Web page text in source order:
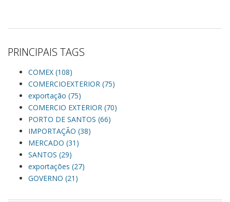
PRINCIPAIS TAGS
COMEX (108)
COMERCIOEXTERIOR (75)
exportação (75)
COMERCIO EXTERIOR (70)
PORTO DE SANTOS (66)
IMPORTAÇÃO (38)
MERCADO (31)
SANTOS (29)
exportações (27)
GOVERNO (21)